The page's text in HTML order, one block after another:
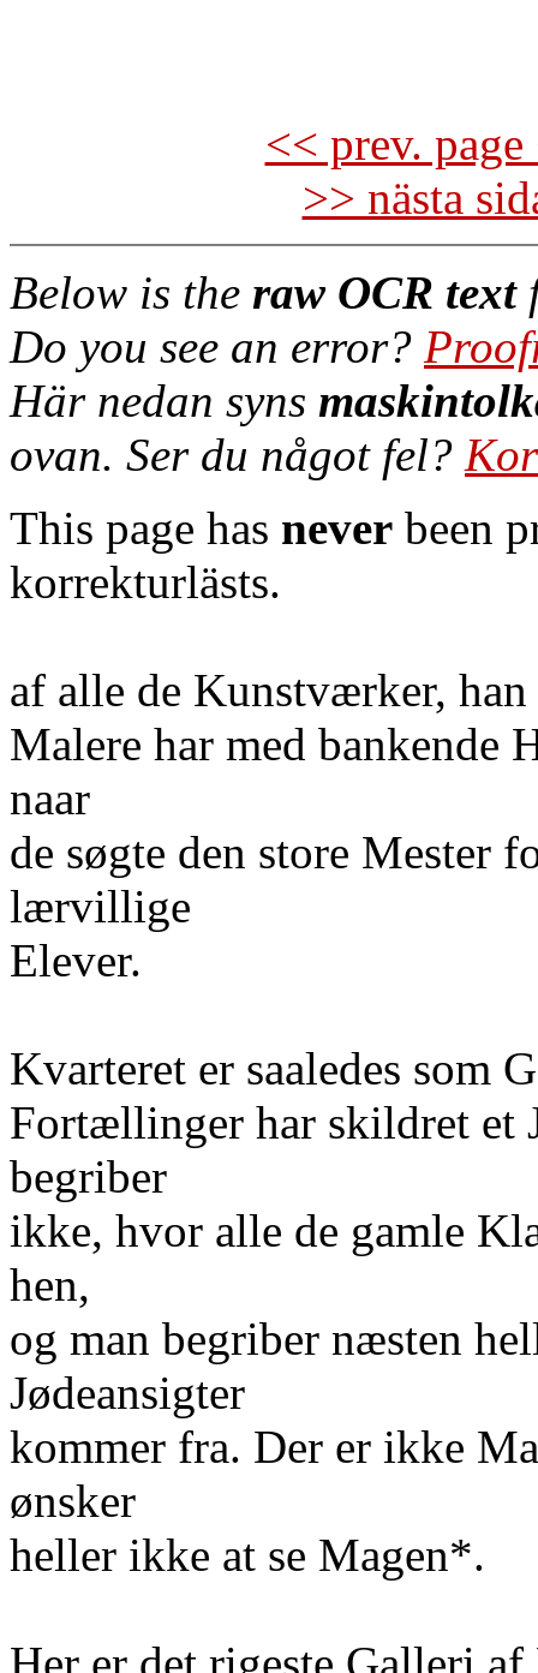
<< prev.
>> nästa
Below is the raw OCR text
Do you see an error?
Här nedan syns
ovan. Ser du något fel?
This page has never been
korrekturlästs.
af alle de Kunstværker,
Malere har med bankende
naar
de søgte den store Mester
lærvillige
Elever.
Kvarteret er saaledes som
Fortællinger har skildret et
begriber
ikke, hvor alle de gamle
hen,
og man begriber næsten
Jødeansigter
kommer fra. Der er ikke
ønsker
heller ikke at se Magen*.